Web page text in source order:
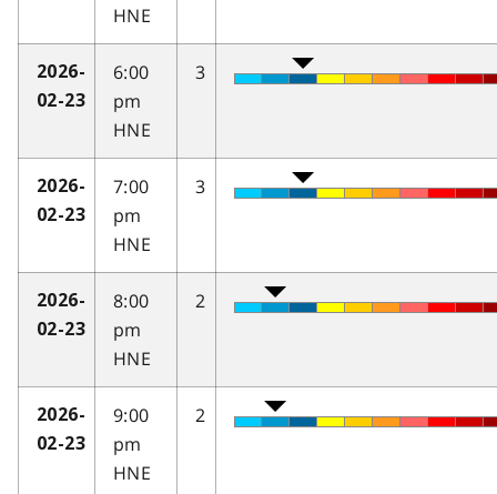
HNE
2026-
02-23
6:00
pm
HNE
3
2026-
02-23
7:00
pm
HNE
3
2026-
02-23
8:00
pm
HNE
2
2026-
02-23
9:00
pm
HNE
2